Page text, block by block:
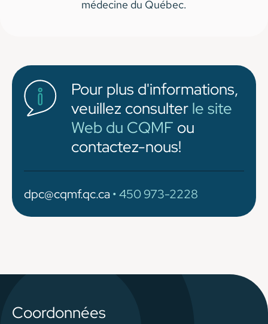
médecine du Québec.
Pour plus d'informations,
veuillez consulter le site
Web du CQMF ou
contactez-nous!
dpc@cqmf.qc.ca • 450 973-2228
Coordonnées